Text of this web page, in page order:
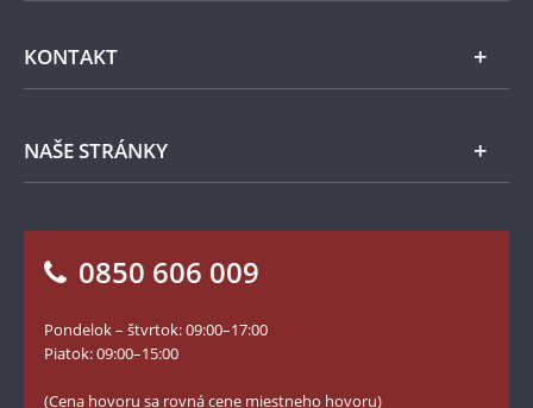
100. výročie vzniku Česko-Slovenska
Všeobecné obchodné podmienky
Ochrana osobných údajov
Numizmatické novinky
KONTAKT
Napíšte nám
NAŠE STRÁNKY
Blog Pokladnica mincí
Facebook Národnej Pokladnice
YouTube Národnej Pokladnice
0850 606 009
Pondelok – štvrtok: 09:00–17:00
Piatok: 09:00–15:00
(Cena hovoru sa rovná cene miestneho hovoru)